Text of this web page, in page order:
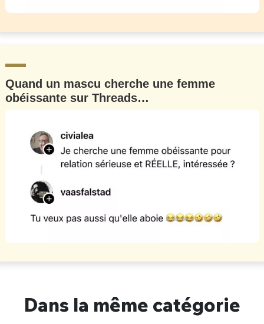
Quand un mascu cherche une femme
obéissante sur Threads…
Dans la même catégorie